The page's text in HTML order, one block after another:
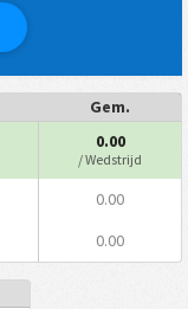
Gem.
0.00
/ Wedstrijd
0.00
0.00